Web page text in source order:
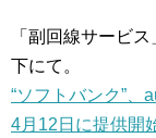
「副回線サービ
下にて。
“ソフトバンク”、
4月12日に提供開